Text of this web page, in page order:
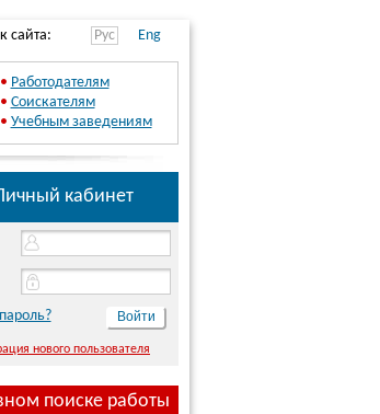
сайта: Рус Eng
• Работодателям
• Соискателям
• Учебным заведениям
кабинет
нового пользователя
поиске работы